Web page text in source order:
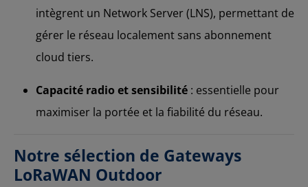
intègrent un Network Server (LNS), permettant de
gérer le réseau localement sans abonnement
cloud tiers.
Capacité radio et sensibilité : essentielle pour
maximiser la portée et la fiabilité du réseau.
Notre sélection de Gateways
LoRaWAN Outdoor